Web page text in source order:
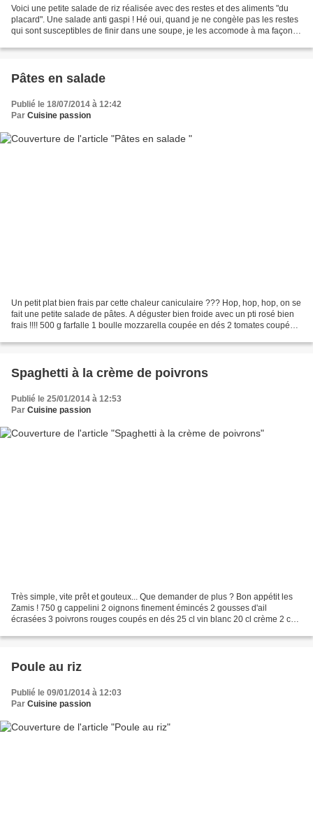
Voici une petite salade de riz réalisée avec des restes et des aliments "du
placard". Une salade anti gaspi ! Hé oui, quand je ne congèle pas les restes
qui sont susceptibles de finir dans une soupe, je les accomode à ma façon.
Pâtes en salade
Publié le 18/07/2014 à 12:42
Par Cuisine passion
Un petit plat bien frais par cette chaleur caniculaire ??? Hop, hop, hop, on se
fait une petite salade de pâtes. A déguster bien froide avec un pti rosé bien
frais !!!! 500 g farfalle 1 boulle mozzarella coupée en dés 2 tomates coupés
Spaghetti à la crème de poivrons
Publié le 25/01/2014 à 12:53
Par Cuisine passion
Très simple, vite prêt et gouteux... Que demander de plus ? Bon appétit les
Zamis ! 750 g cappelini 2 oignons finement émincés 2 gousses d'ail
écrasées 3 poivrons rouges coupés en dés 25 cl vin blanc 20 cl crème 2 càs
Poule au riz
Publié le 09/01/2014 à 12:03
Par Cuisine passion